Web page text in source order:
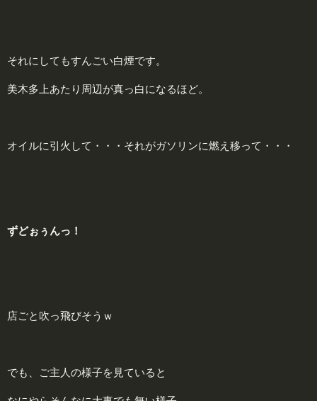
それにしてもすんごい白煙です。
美木多上あたり周辺が真っ白になるほど。
オイルに引火して・・・それがガソリンに燃え移って・・・
ずどぉぅんっ！
店ごと吹っ飛びそうｗ
でも、ご主人の様子を見ていると